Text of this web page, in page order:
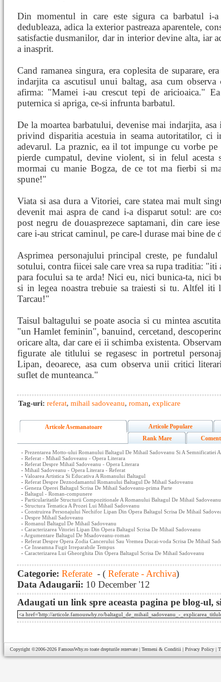
Din momentul in care este sigura ca barbatul
dedubleaza, adica la exterior pastreaza aparentele,
satisfactie dusmanilor, dar in interior devine alta, iar
a inasprit.
Cand ramanea singura, era coplesita de suparare,
indarjita ca ascutisul unui baltag, asa cum
afirma: "Mamei i-au crescut tepi de aricioaica."
puternica si apriga, ce-si infrunta barbatul.
De la moartea barbatului, devenise mai indarjita, asa
privind disparitia acestuia in seama autoritatilor, ci
adevarul. La praznic, ea il tot impunge cu vorbe pe
pierde cumpatul, devine violent, si in felul acesta
mormai cu manie Bogza, de ce tot ma fierbi si
spune!"
Viata si asa dura a Vitoriei, care statea mai mult
devenit mai aspra de cand i-a disparut sotul: are
post negru de douasprezece saptamani, din care
care i-au stricat caminul, pe care-l durase mai bine de
Asprimea personajului principal creste, pe
sotului, contra fiicei sale care vrea sa rupa traditia: "iti
para focului sa te arda! Nici eu, nici bunica-ta, nici
si in legea noastra trebuie sa traiesti si tu. Altfel
Tarcau!"
Taisul baltagului se poate asocia si cu mintea
"un Hamlet feminin", banuind, cercetand,
oricare alta, dar care ei ii schimba existenta.
figurate ale titlului se regasesc in portretul
Lipan, deoarece, asa cum observa unii critici
suflet de munteanca."
Tag-uri: referat, mihail sadoveanu, roman, explicare
Articole Asemanatoare
Articole Populare
Rank Mare
- Prezentarea Motto-ului Romanului Baltagul De Mihail Sadoveanu Si A Semnificatiei
- Referat - Mihail Sadoveanu - Opera Literara
- Referat Despre Mihail Sadoveanu - Opera Literara
- Mihail Sadoveanu - Opera Literara - Referat
- Valoarea Artistica Si Educativa A Romanului Baltagul
- Referat Despre Deznodamantul Romanului Baltagul De Mihail Sadoveanu
- Geneza Operei Baltagul Scrisa De Mihail Sadoveanu-prima Parte
- Baltagul - Roman-compunere
- Particularitatile Structurii Compozitionale A Romanului Baltagul De Mihail Sadoveanu
- Structura Tematica A Prozei Lui Mihail Sadoveanu
- Construirea Personajului Nechifor Lipan Din Opera Baltagul Scrisa De Mihail
- Despre Mihail Sadoveanu
- Romanul Baltagul De Mihail Sadoveanu
- Caracterizarea Vitoriei Lipan Din Opera Baltagul Scrisa De Mihail Sadoveanu
- Argumentare Baltagul De Msadoveanu-roman
- Referat Despre Opera Zodia Cancerului Sau Vremea Ducai-voda Scrisa De Mihail
- Ce Inseamna Fugit Irreparabile Tempus
- Caracterizarea Lui Gheorghita Din Opera Baltagul Scrisa De Mihail Sadoveanu
Categorie: Referate - ( Referate - Archiva)
Data Adaugarii: 10 December '12
Adaugati un link spre aceasta pagina pe blog-ul,
Copyright ©2006-2026 FamousWhy.ro toate drepturile rezervate | Termeni & Conditii | Privacy Policy |